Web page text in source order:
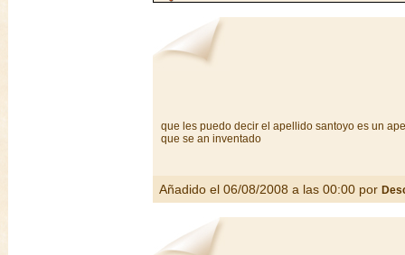
que les puedo decir el apellido santoyo es un
que se an inventado
Añadido el 06/08/2008 a las 00:00 por